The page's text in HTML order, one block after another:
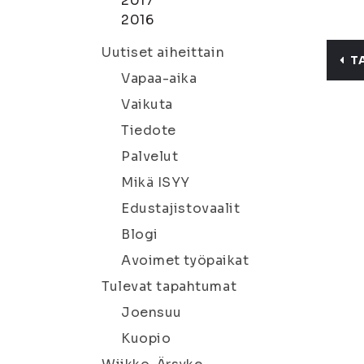
2016
Uutiset aiheittain
Vapaa-aika
Vaikuta
Tiedote
Palvelut
Mikä ISYY
Edustajistovaalit
Blogi
Avoimet työpaikat
Tulevat tapahtumat
Joensuu
Kuopio